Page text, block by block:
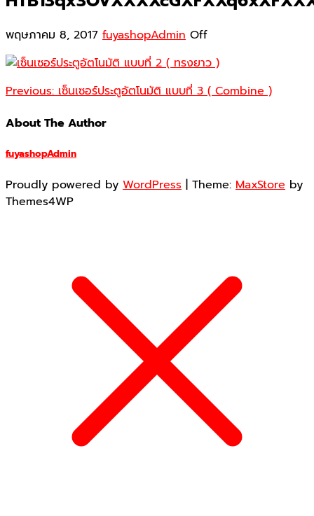
พฤษภาคม 8, 2017 fuyashopAdmin Off
Previous:เซ็นเซอร์ประตูอัตโนมัติ แบบที่ 3 ( Combine )
About The Author
fuyashopAdmin
Proudly powered by WordPress | Theme: MaxStore by
Themes4WP